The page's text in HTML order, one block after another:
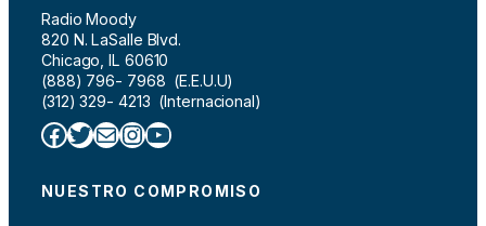
Radio Moody
820 N. LaSalle Blvd.
Chicago, IL 60610
(888) 796- 7968 (E.E.U.U)
(312) 329- 4213 (Internacional)
Facebook Twitter Correo electrónico InstagramYouTube
NUESTRO COMPROMISO